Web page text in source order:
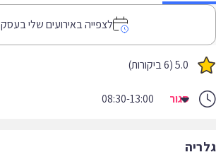
לצפייה באירועים שלי בעסק זה
5.0 (6 ביקורות)
סגור 08:30-13:00